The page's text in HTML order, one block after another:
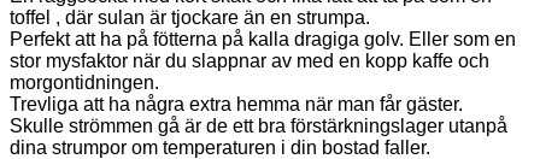
toffel , där sulan är tjockare än en strumpa.
Perfekt att ha på fötterna på kalla dragiga golv. Eller som en
stor mysfaktor när du slappnar av med en kopp kaffe och
morgontidningen.
Trevliga att ha några extra hemma när man får gäster.
Skulle strömmen gå är de ett bra förstärkningslager utanpå
dina strumpor om temperaturen i din bostad faller.